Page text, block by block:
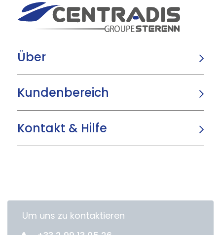
Über
Kundenbereich
Kontakt & Hilfe
Um uns zu kontaktieren